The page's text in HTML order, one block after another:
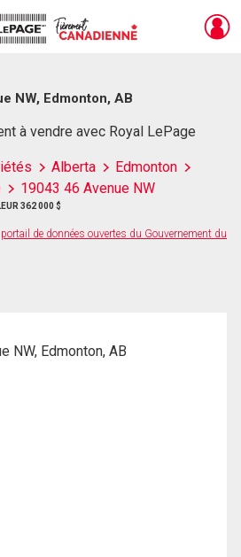
NW, Edmonton, AB
à vendre avec Royal LePage
Alberta
Edmonton
19043 46 Avenue NW
362 000 $
portail de données ouvertes du Gouvernement du